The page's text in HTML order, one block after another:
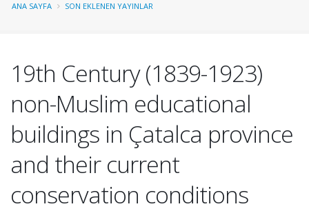
ANA SAYFA SON EKLENEN YAYINLAR
19th Century (1839-1923)
non-Muslim educational
buildings in Çatalca province
and their current
conservation conditions